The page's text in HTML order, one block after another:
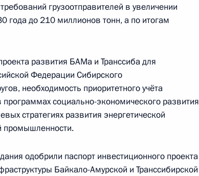
автомобильных
средств
грузоотправителей в увеличении
года до 210 миллионов тонн, а по итогам
развития БАМа и Транссиба для
Федерации Сибирского
необходимость приоритетного учёта
социально-экономического развития
стратегиях развития энергетической
промышленности.
одобрили паспорт инвестиционного проекта
Байкало-Амурской и Транссибирской